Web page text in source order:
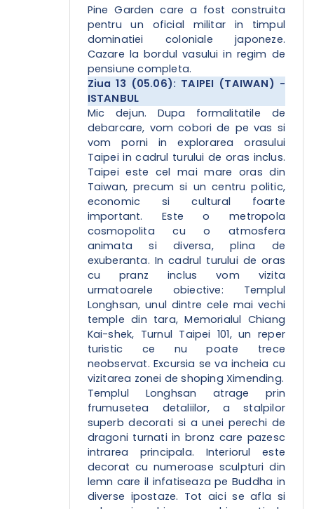
Pine Garden care a fost construita
pentru un oficial militar in timpul
dominatiei coloniale japoneze.
Cazare la bordul vasului in regim de
pensiune completa.
Ziua 13 (05.06): TAIPEI (TAIWAN) -
ISTANBUL
Mic dejun. Dupa formalitatile de
debarcare, vom cobori de pe vas si
vom porni in explorarea orasului
Taipei in cadrul turului de oras inclus.
Taipei este cel mai mare oras din
Taiwan, precum si un centru politic,
economic si cultural foarte
important. Este o metropola
cosmopolita cu o atmosfera
animata si diversa, plina de
exuberanta. In cadrul turului de oras
cu pranz inclus vom vizita
urmatoarele obiective: Templul
Longhsan, unul dintre cele mai vechi
temple din tara, Memorialul Chiang
Kai-shek, Turnul Taipei 101, un reper
turistic ce nu poate trece
neobservat. Excursia se va incheia cu
vizitarea zonei de shoping Ximending.
Templul Longhsan atrage prin
frumusetea detaliilor, a stalpilor
superb decorati si a unei perechi de
dragoni turnati in bronz care pazesc
intrarea principala. Interiorul este
decorat cu numeroase sculpturi din
lemn care il infatiseaza pe Buddha in
diverse ipostaze. Tot aici se afla si